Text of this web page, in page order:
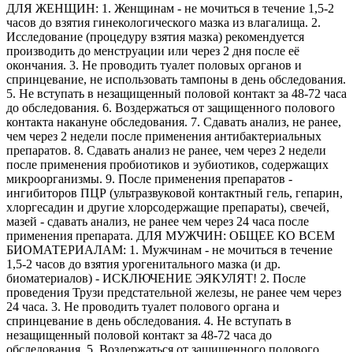
ДЛЯ ЖЕНЩИН: 1. Женщинам - не мочиться в течение 1,5-2
часов до взятия гинекологического мазка из влагалища. 2.
Исследование (процедуру взятия мазка) рекомендуется
производить до менструации или через 2 дня после её
окончания. 3. Не проводить туалет половых органов и
спринцевание, не использовать тампоны в день обследования.
5. Не вступать в незащищенный половой контакт за 48-72 часа
до обследования. 6. Воздержаться от защищенного полового
контакта накануне обследования. 7. Сдавать анализ, не ранее,
чем через 2 недели после применения антибактериальных
препаратов. 8. Сдавать анализ не ранее, чем через 2 недели
после применения пробиотиков и эубиотиков, содержащих
микроорганизмы. 9. После применения препаратов -
ингибиторов ПЦР (ультразвуковой контактный гель, гепарин,
хлоргесадин и другие хлорсодержащие препараты), свечей,
мазей - сдавать анализ, не ранее чем через 24 часа после
применения препарата. ДЛЯ МУЖЧИН: ОБЩЕЕ КО ВСЕМ
БИОМАТЕРИАЛАМ: 1. Мужчинам - не мочиться в течение
1,5-2 часов до взятия урогенитального мазка (и др.
биоматериалов) - ИСКЛЮЧЕНИЕ ЭЯКУЛЯТ! 2. После
проведения Трузи предстательной железы, не ранее чем через
24 часа. 3. Не проводить туалет полового органа и
спринцевание в день обследования. 4. Не вступать в
незащищенный половой контакт за 48-72 часа до
обследования. 5. Воздержаться от защищенного полового